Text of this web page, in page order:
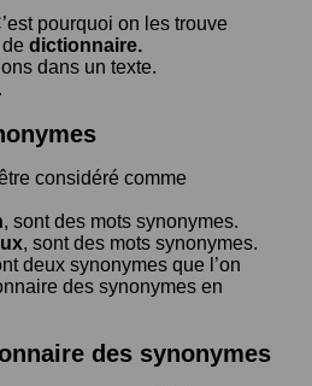
pourquoi on les trouve
dictionnaire.
dans un texte.
considéré comme
, sont des mots synonymes.
, sont des mots synonymes.
deux synonymes que l’on
des synonymes en
des synonymes